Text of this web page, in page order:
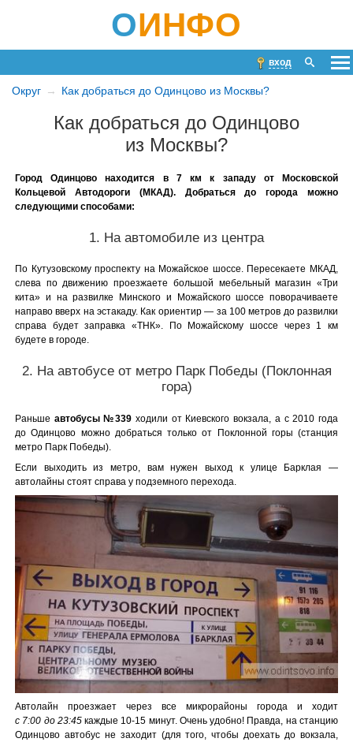
ОИНФО
вход
Округ Как добраться до Одинцово из Москвы?
Как добраться до Одинцово
из Москвы?
Город Одинцово находится в 7 км к западу от Московской
Кольцевой Автодороги (МКАД). Добраться до города можно
следующими способами:
1. На автомобиле из центра
По Кутузовскому проспекту на Можайское шоссе. Пересекаете МКАД,
слева по движению проезжаете большой мебельный магазин «Три
кита» и на развилке Минского и Можайского шоссе поворачиваете
направо вверх на эстакаду. Как ориентир — за 100 метров до развилки
справа будет заправка «ТНК». По Можайскому шоссе через 1 км
будете в городе.
2. На автобусе от метро Парк Победы (Поклонная
гора)
Раньше автобусы №339 ходили от Киевского вокзала, а с 2010 года
до Одинцово можно добраться только от Поклонной горы (станция
метро Парк Победы).
Если выходить из метро, вам нужен выход к улице Барклая —
автолайны стоят справа у подземного перехода.
Автолайн проезжает через все микрорайоны города и ходит
с 7:00 до 23:45каждые 10-15 минут. Очень удобно! Правда, на станцию
Одинцово автобус не заходит (для того, чтобы доехать до вокзала,